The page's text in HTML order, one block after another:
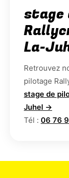
stage
La-
Retrouvez
pilotage
stage de
Juhel →
Tél : 06 76